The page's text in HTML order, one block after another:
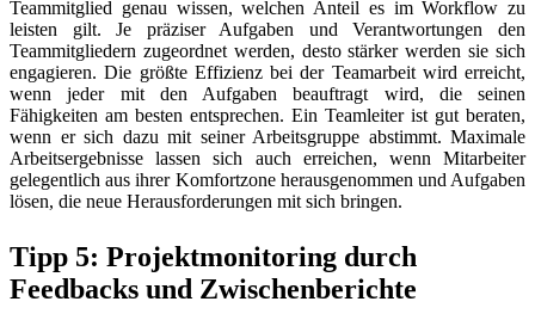
Teammitglied genau wissen, welchen Anteil es im Workflow zu
leisten gilt. Je präziser Aufgaben und Verantwortungen den
Teammitgliedern zugeordnet werden, desto stärker werden sie sich
engagieren. Die größte Effizienz bei der Teamarbeit wird erreicht,
wenn jeder mit den Aufgaben beauftragt wird, die seinen
Fähigkeiten am besten entsprechen. Ein Teamleiter ist gut beraten,
wenn er sich dazu mit seiner Arbeitsgruppe abstimmt. Maximale
Arbeitsergebnisse lassen sich auch erreichen, wenn Mitarbeiter
gelegentlich aus ihrer Komfortzone herausgenommen und Aufgaben
lösen, die neue Herausforderungen mit sich bringen.
Tipp 5: Projektmonitoring durch
Feedbacks und Zwischenberichte